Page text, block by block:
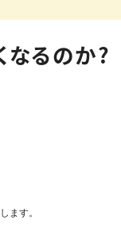
なるのか?
ます。